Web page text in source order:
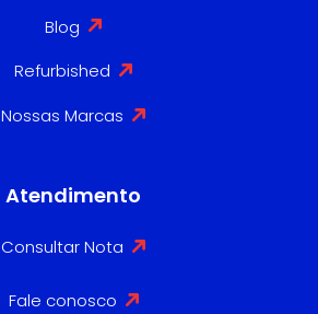
Blog
Refurbished
Nossas Marcas
Atendimento
Consultar Nota
Fale conosco